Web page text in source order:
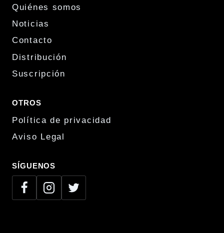
Quiénes somos
Noticias
Contacto
Distribución
Suscripción
OTROS
Política de privacidad
Aviso Legal
SÍGUENOS